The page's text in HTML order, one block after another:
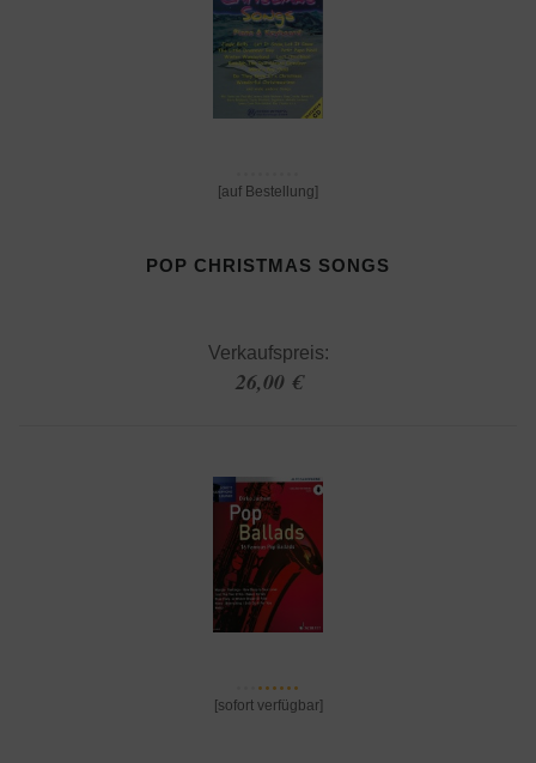
[auf Bestellung]
POP CHRISTMAS SONGS
Verkaufspreis:
26,00 €
[sofort verfügbar]